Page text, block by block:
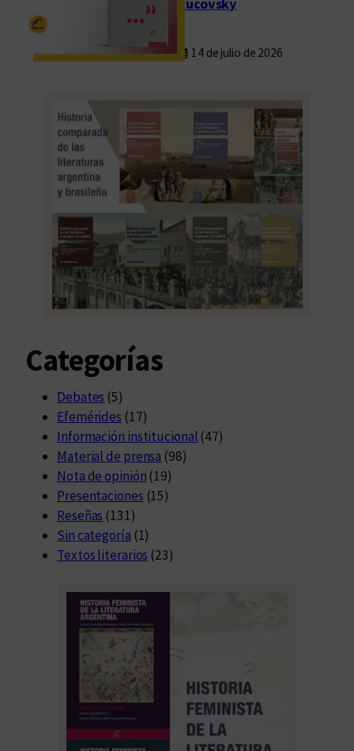
Rucovsky
14 de julio de 2026
Categorías
Debates (5)
Efemérides (17)
Información institucional (47)
Material de prensa (98)
Nota de opinión (19)
Presentaciones (15)
Reseñas (131)
Sin categoría (1)
Textos literarios (23)